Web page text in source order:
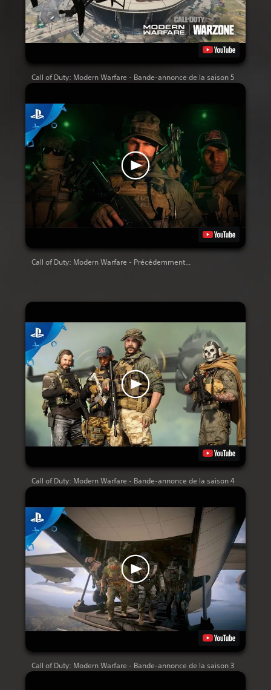
Call of Duty: Modern Warfare - Bande-annonce de la saison 5
Call of Duty: Modern Warfare - Précédemment...
Call of Duty: Modern Warfare - Bande-annonce de la saison 4
Call of Duty: Modern Warfare - Bande-annonce de la saison 3